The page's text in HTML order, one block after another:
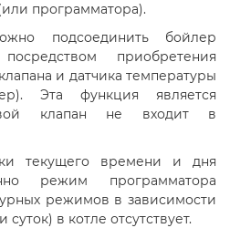
программатора).
подсоединить бойлер
приобретения
и датчика температуры
Эта функция является
клапан не входит в
текущего времени и дня
режим программатора
режимов в зависимости
в котле отсутствует.